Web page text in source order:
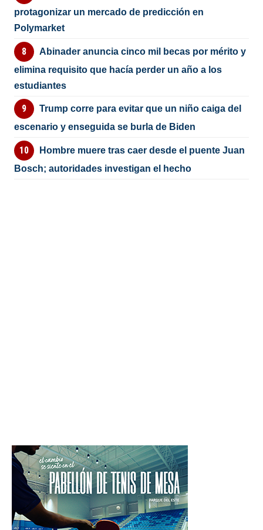
protagonizar un mercado de predicción en
Polymarket
Abinader anuncia cinco mil becas por mérito y
elimina requisito que hacía perder un año a los
estudiantes
Trump corre para evitar que un niño caiga del
escenario y enseguida se burla de Biden
Hombre muere tras caer desde el puente Juan
Bosch; autoridades investigan el hecho